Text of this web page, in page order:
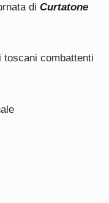
di Curtatone
toscani combattenti